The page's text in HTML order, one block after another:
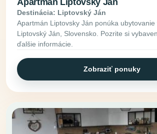
Destinácia: Liptovský Ján
Apartmán Liptovsky Ján ponúka ubytovanie
Liptovský Ján, Slovensko. Pozrite si
ďalšie informácie.
Zobraziť ponuky